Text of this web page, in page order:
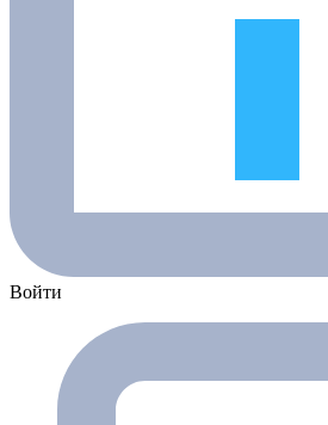
Войти